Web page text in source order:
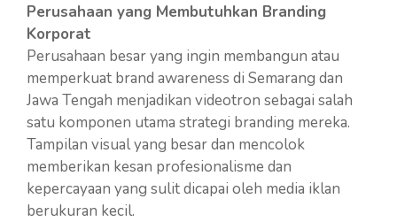
Perusahaan yang Membutuhkan Branding
Korporat
Perusahaan besar yang ingin membangun atau
memperkuat brand awareness di Semarang dan
Jawa Tengah menjadikan videotron sebagai salah
satu komponen utama strategi branding mereka.
Tampilan visual yang besar dan mencolok
memberikan kesan profesionalisme dan
kepercayaan yang sulit dicapai oleh media iklan
berukuran kecil.